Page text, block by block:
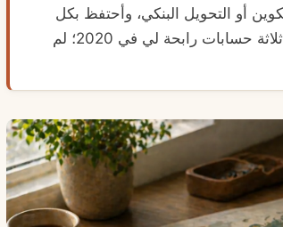
أو التحويل البنكي، وأحتفظ بكل
ميزة أجدها. كتب الحصص الأوروبية المحلية أغلقت ثلاثة حسابات رابحة لي في 2020؛ لم